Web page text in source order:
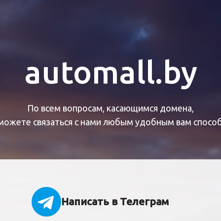
automall.by
По всем вопросам, касающимся домена,
связаться с нами любым удобным вам
Написать в Телеграм